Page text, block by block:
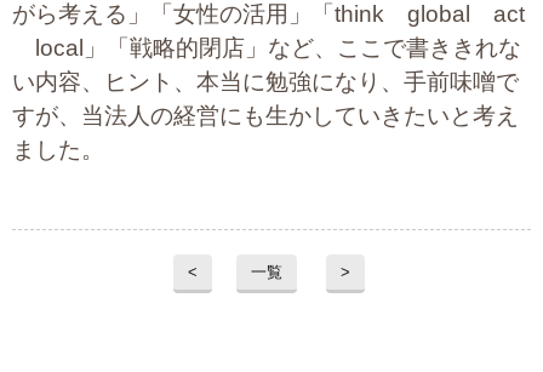
がら考える」「女性の活用」「think global act
local」「戦略的閉店」など、ここで書ききれな
い内容、ヒント、本当に勉強になり、手前味噌で
すが、当法人の経営にも生かしていきたいと考え
ました。
< 一覧 >